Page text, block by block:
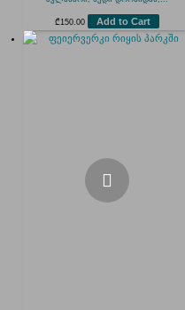
₾150.00 Add to Cart